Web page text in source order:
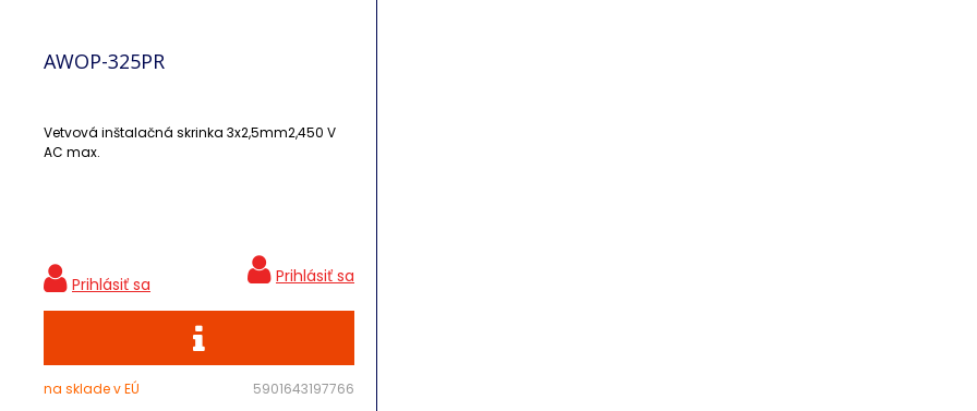
AWOP-325PR
Vetvová inštalačná skrinka 3x2,5mm2,450 V
AC max.
na sklade v EÚ 5901643197766